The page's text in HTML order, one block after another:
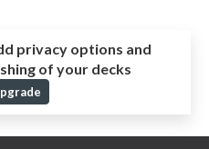
privacy options and
of your decks